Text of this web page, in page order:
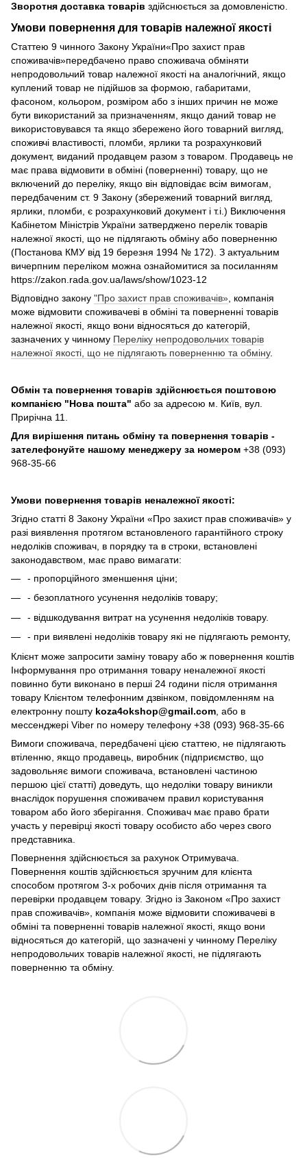
Зворотня доставка товарів здійснюється за домовленістю.
Умови повернення для товарів належної якості
Статтею 9 чинного Закону України«Про захист прав
споживачів»передбачено право споживача обміняти
непродовольчий товар належної якості на аналогічний, якщо
куплений товар не підійшов за формою, габаритами,
фасоном, кольором, розміром або з інших причин не може
бути використаний за призначенням, якщо даний товар не
використовувався та якщо збережено його товарний вигляд,
споживчі властивості, пломби, ярлики та розрахунковий
документ, виданий продавцем разом з товаром. Продавець не
має права відмовити в обміні (поверненні) товару, що не
включений до переліку, якщо він відповідає всім вимогам,
передбаченим ст. 9 Закону (збережений товарний вигляд,
ярлики, пломби, є розрахунковий документ і т.і.) Виключення
Кабінетом Міністрів України затверджено перелік товарів
належної якості, що не підлягають обміну або поверненню
(Постанова КМУ від 19 березня 1994 № 172). З актуальним
вичерпним переліком можна ознайомитися за посиланням
https://zakon.rada.gov.ua/laws/show/1023-12
Відповідно закону "Про захист прав споживачів» , компанія
може відмовити споживачеві в обміні та поверненні товарів
належної якості, якщо вони відносяться до категорій,
зазначених у чинному Переліку непродовольчих товарів
належної якості, що не підлягають поверненню та обміну.
Обмін та повернення товарів здійснюється поштовою
компанією "Нова пошта" або за адресою м. Київ, вул.
Прирічна 11.
Для вирішення питань обміну та повернення товарів -
зателефонуйте нашому менеджеру за номером +38 (093)
968-35-66
Умови повернення товарів неналежної якості:
Згідно статті 8 Закону України «Про захист прав споживачів» у
разі виявлення протягом встановленого гарантійного строку
недоліків споживач, в порядку та в строки, встановлені
законодавством, має право вимагати:
- пропорційного зменшення ціни;
- безоплатного усунення недоліків товару;
- відшкодування витрат на усунення недоліків товару.
- при виявлені недоліків товару які не підлягають ремонту,
Клієнт може запросити заміну товару або ж повернення коштів
Інформування про отримання товару неналежної якості
повинно бути виконано в перші 24 години після отримання
товару Клієнтом телефонним дзвінком, повідомленням на
електронну пошту koza4okshop@gmail.com , або в
мессенджері Viber по номеру телефону +38 (093) 968-35-66
Вимоги споживача, передбачені цією статтею, не підлягають
втіленню, якщо продавець, виробник (підприємство, що
задовольняє вимоги споживача, встановлені частиною
першою цієї статті) доведуть, що недоліки товару виникли
внаслідок порушення споживачем правил користування
товаром або його зберігання. Споживач має право брати
участь у перевірці якості товару особисто або через свого
представника.
Повернення здійснюється за рахунок Отримувача.
Повернення коштів здійснюється зручним для клієнта
способом протягом 3-х робочих днів після отримання та
перевірки продавцем товару. Згідно із Законом «Про захист
прав споживачів», компанія може відмовити споживачеві в
обміні та поверненні товарів належної якості, якщо вони
відносяться до категорій, що зазначені у чинному Переліку
непродовольчих товарів належної якості, не підлягають
поверненню та обміну.